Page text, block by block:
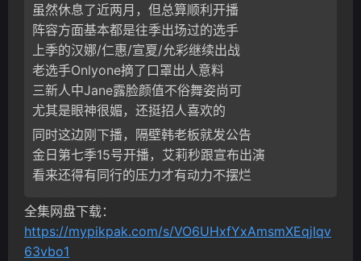
虽然休息了近两月，但总算顺利开播
阵容方面基本都是往季出场过的选手
上季的汉娜/仁惠/宣夏/允彩继续出战
老选手Onlyone摘了口罩出人意料
三新人中Jane露脸颜值不俗舞姿尚可
尤其是眼神很媚，还挺招人喜欢的
同时这边刚下播，隔壁韩老板就发公告
金日第七季15号开播，艾莉秒跟宣布出演
看来还得有同行的压力才有动力不摆烂
全集网盘下载：
https://mypikpak.com/s/VO6UHxfYxAmsmXEqjIqv
63vbo1